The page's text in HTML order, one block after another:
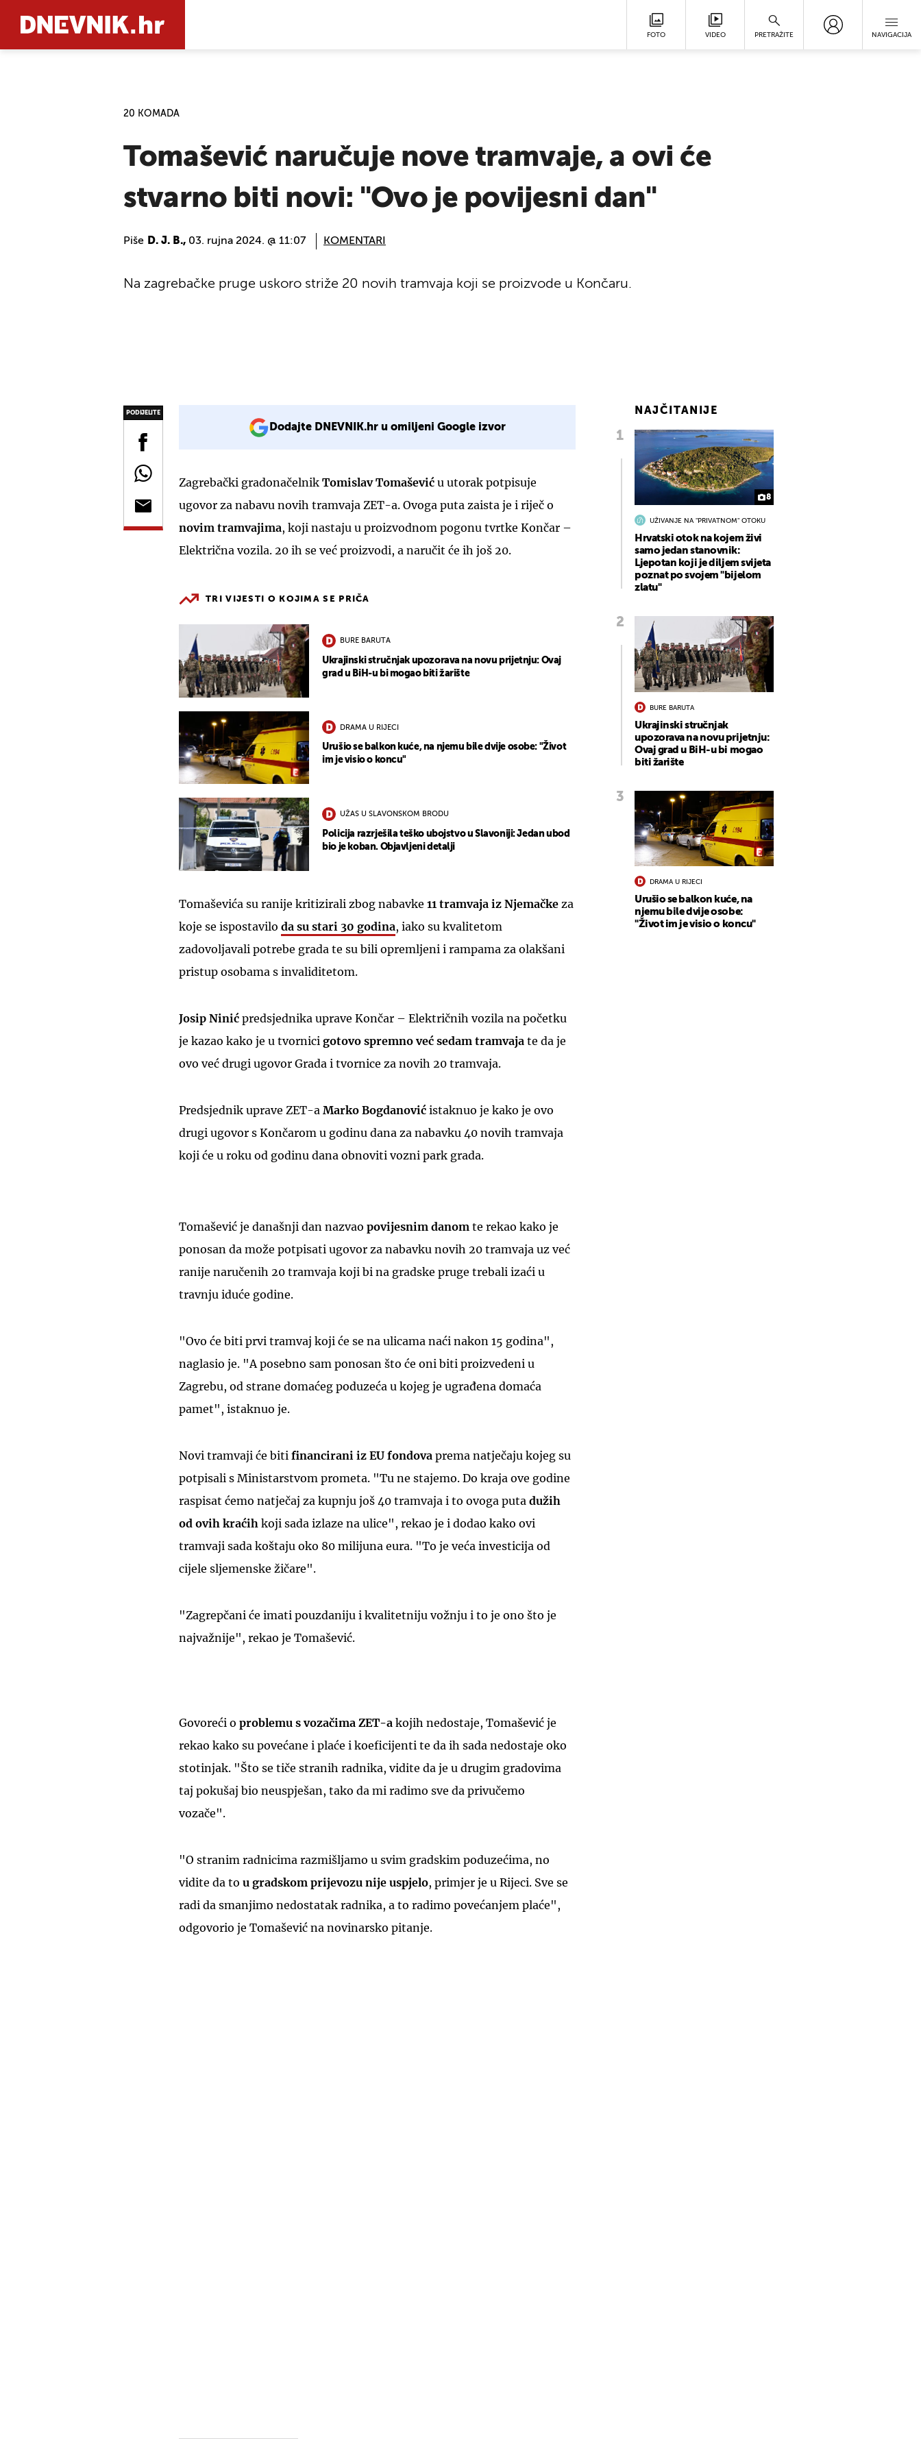
FOTO VIDEO PRETRAŽITE NAVIGACIJA
20 KOMADA
Tomašević naručuje nove tramvaje, a ovi će
stvarno biti novi: "Ovo je povijesni dan"
Piše D. J. B., 03. rujna 2024. @ 11:07 KOMENTARI
Na zagrebačke pruge uskoro striže 20 novih tramvaja koji se proizvode u Končaru.
PODIJELITE
Dodajte DNEVNIK.hr u omiljeni Google izvor
Zagrebački gradonačelnik Tomislav Tomašević u utorak potpisuje
ugovor za nabavu novih tramvaja ZET-a. Ovoga puta zaista je i riječ o
novim tramvajima, koji nastaju u proizvodnom pogonu tvrtke Končar –
Električna vozila. 20 ih se već proizvodi, a naručit će ih još 20.
TRI VIJESTI O KOJIMA SE PRIČA
BURE BARUTA
Ukrajinski stručnjak upozorava na novu prijetnju: Ovaj
grad u BiH-u bi mogao biti žarište
DRAMA U RIJECI
Urušio se balkon kuće, na njemu bile dvije osobe: "Život
im je visio o koncu"
UŽAS U SLAVONSKOM BRODU
Policija razrješila teško ubojstvo u Slavoniji: Jedan ubod
bio je koban. Objavljeni detalji
Tomaševića su ranije kritizirali zbog nabavke 11 tramvaja iz Njemačke za
koje se ispostavilo da su stari 30 godina, iako su kvalitetom
zadovoljavali potrebe grada te su bili opremljeni i rampama za olakšani
pristup osobama s invaliditetom.
Josip Ninić predsjednika uprave Končar – Električnih vozila na početku
je kazao kako je u tvornici gotovo spremno već sedam tramvaja te da je
ovo već drugi ugovor Grada i tvornice za novih 20 tramvaja.
Predsjednik uprave ZET-a Marko Bogdanović istaknuo je kako je ovo
drugi ugovor s Končarom u godinu dana za nabavku 40 novih tramvaja
koji će u roku od godinu dana obnoviti vozni park grada.
Tomašević je današnji dan nazvao povijesnim danom te rekao kako je
ponosan da može potpisati ugovor za nabavku novih 20 tramvaja uz već
ranije naručenih 20 tramvaja koji bi na gradske pruge trebali izaći u
travnju iduće godine.
"Ovo će biti prvi tramvaj koji će se na ulicama naći nakon 15 godina",
naglasio je. "A posebno sam ponosan što će oni biti proizvedeni u
Zagrebu, od strane domaćeg poduzeća u kojeg je ugrađena domaća
pamet", istaknuo je.
Novi tramvaji će biti financirani iz EU fondova prema natječaju kojeg su
potpisali s Ministarstvom prometa. "Tu ne stajemo. Do kraja ove godine
raspisat ćemo natječaj za kupnju još 40 tramvaja i to ovoga puta dužih
od ovih kraćih koji sada izlaze na ulice", rekao je i dodao kako ovi
tramvaji sada koštaju oko 80 milijuna eura. "To je veća investicija od
cijele sljemenske žičare".
"Zagrepčani će imati pouzdaniju i kvalitetniju vožnju i to je ono što je
najvažnije", rekao je Tomašević.
Govoreći o problemu s vozačima ZET-a kojih nedostaje, Tomašević je
rekao kako su povećane i plaće i koeficijenti te da ih sada nedostaje oko
stotinjak. "Što se tiče stranih radnika, vidite da je u drugim gradovima
taj pokušaj bio neuspješan, tako da mi radimo sve da privučemo
vozače".
"O stranim radnicima razmišljamo u svim gradskim poduzećima, no
vidite da to u gradskom prijevozu nije uspjelo, primjer je u Rijeci. Sve se
radi da smanjimo nedostatak radnika, a to radimo povećanjem plaće",
odgovorio je Tomašević na novinarsko pitanje.
NAJČITANIJE
8
UŽIVANJE NA "PRIVATNOM" OTOKU
Hrvatski otok na kojem živi
samo jedan stanovnik:
Ljepotan koji je diljem svijeta
poznat po svojem "bijelom
zlatu"
BURE BARUTA
Ukrajinski stručnjak
upozorava na novu prijetnju:
Ovaj grad u BiH-u bi mogao
biti žarište
DRAMA U RIJECI
Urušio se balkon kuće, na
njemu bile dvije osobe:
"Život im je visio o koncu"